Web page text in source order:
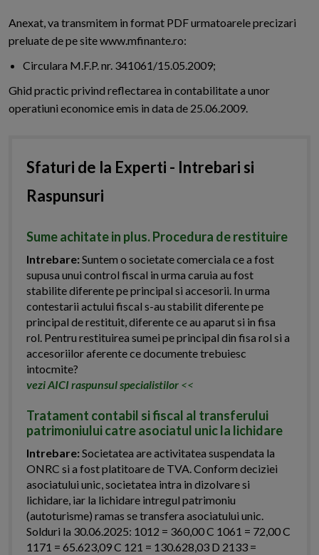
Anexat, va transmitem in format PDF urmatoarele precizari
preluate de pe site www.mfinante.ro:
Circulara M.F.P. nr. 341061/15.05.2009;
Ghid practic privind reflectarea in contabilitate a unor
operatiuni economice emis in data de 25.06.2009.
Sfaturi de la Experti - Intrebari si
Raspunsuri
Sume achitate in plus. Procedura de restituire
Intrebare:Suntem o societate comerciala ce a fost
supusa unui control fiscal in urma caruia au fost
stabilite diferente pe principal si accesorii. In urma
contestarii actului fiscal s-au stabilit diferente pe
principal de restituit, diferente ce au aparut si in fisa
rol. Pentru restituirea sumei pe principal din fisa rol si a
accesoriilor aferente ce documente trebuiesc
intocmite?
vezi AICI raspunsul specialistilor <<
Tratament contabil si fiscal al transferului
patrimoniului catre asociatul unic la lichidare
Intrebare:Societatea are activitatea suspendata la
ONRC si a fost platitoare de TVA. Conform deciziei
asociatului unic, societatea intra in dizolvare si
lichidare, iar la lichidare intregul patrimoniu
(autoturisme) ramas se transfera asociatului unic.
Solduri la 30.06.2025: 1012 = 360,00 C 1061 = 72,00 C
1171 = 65.623,09 C 121 = 130.628,03 D 2133 =